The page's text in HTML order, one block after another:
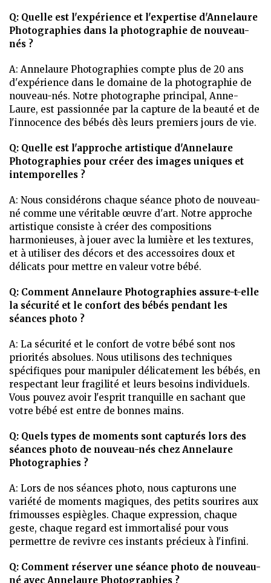
Q: Quelle est l'expérience et l'expertise d'Annelaure
Photographies dans la photographie de nouveau-
nés ?
A: Annelaure Photographies compte plus de 20 ans
d'expérience dans le domaine de la photographie de
nouveau-nés. Notre photographe principal, Anne-
Laure, est passionnée par la capture de la beauté et de
l'innocence des bébés dès leurs premiers jours de vie.
Q: Quelle est l'approche artistique d'Annelaure
Photographies pour créer des images uniques et
intemporelles ?
A: Nous considérons chaque séance photo de nouveau-
né comme une véritable œuvre d'art. Notre approche
artistique consiste à créer des compositions
harmonieuses, à jouer avec la lumière et les textures,
et à utiliser des décors et des accessoires doux et
délicats pour mettre en valeur votre bébé.
Q: Comment Annelaure Photographies assure-t-elle
la sécurité et le confort des bébés pendant les
séances photo ?
A: La sécurité et le confort de votre bébé sont nos
priorités absolues. Nous utilisons des techniques
spécifiques pour manipuler délicatement les bébés, en
respectant leur fragilité et leurs besoins individuels.
Vous pouvez avoir l'esprit tranquille en sachant que
votre bébé est entre de bonnes mains.
Q: Quels types de moments sont capturés lors des
séances photo de nouveau-nés chez Annelaure
Photographies ?
A: Lors de nos séances photo, nous capturons une
variété de moments magiques, des petits sourires aux
frimousses espiègles. Chaque expression, chaque
geste, chaque regard est immortalisé pour vous
permettre de revivre ces instants précieux à l'infini.
Q: Comment réserver une séance photo de nouveau-
né avec Annelaure Photographies ?